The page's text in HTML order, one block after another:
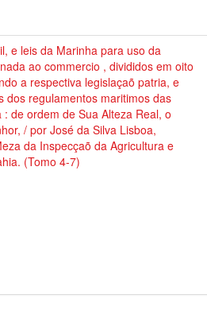
e leis da Marinha para uso da
ao commercio , divididos em oito
a respectiva legislaçaõ patria, e
dos regulamentos maritimos das
de ordem de Sua Alteza Real, o
/ por José da Silva Lisboa,
da Inspecçaõ da Agricultura e
(Tomo 4-7)